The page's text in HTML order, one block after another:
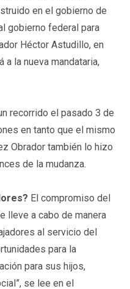
en el gobierno de
gobierno federal para
Héctor Astudillo, en
la nueva mandataria,
recorrido el pasado 3 de
en tanto que el mismo
Obrador también lo hizo
de la mudanza.
El compromiso del
lleve a cabo de manera
al servicio del
para la
para sus hijos,
se lee en el